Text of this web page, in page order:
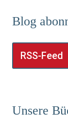
Blog
RSS-Feed
Unsere